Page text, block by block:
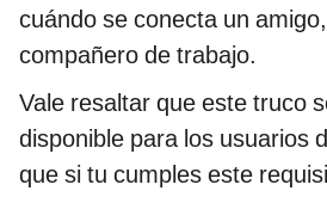
cuándo se conecta un
compañero de trabajo.
Vale resaltar que este truco
disponible para los usuarios
que si tu cumples este